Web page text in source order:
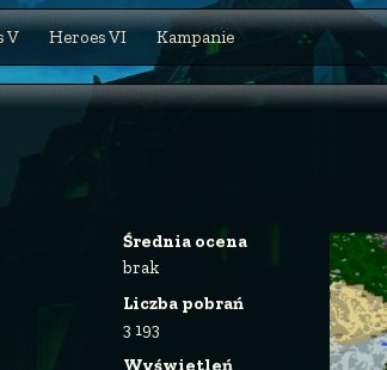
V Heroes VI Kampanie
Średnia ocena
brak
Liczba pobrań
3 193
Wyświetleń